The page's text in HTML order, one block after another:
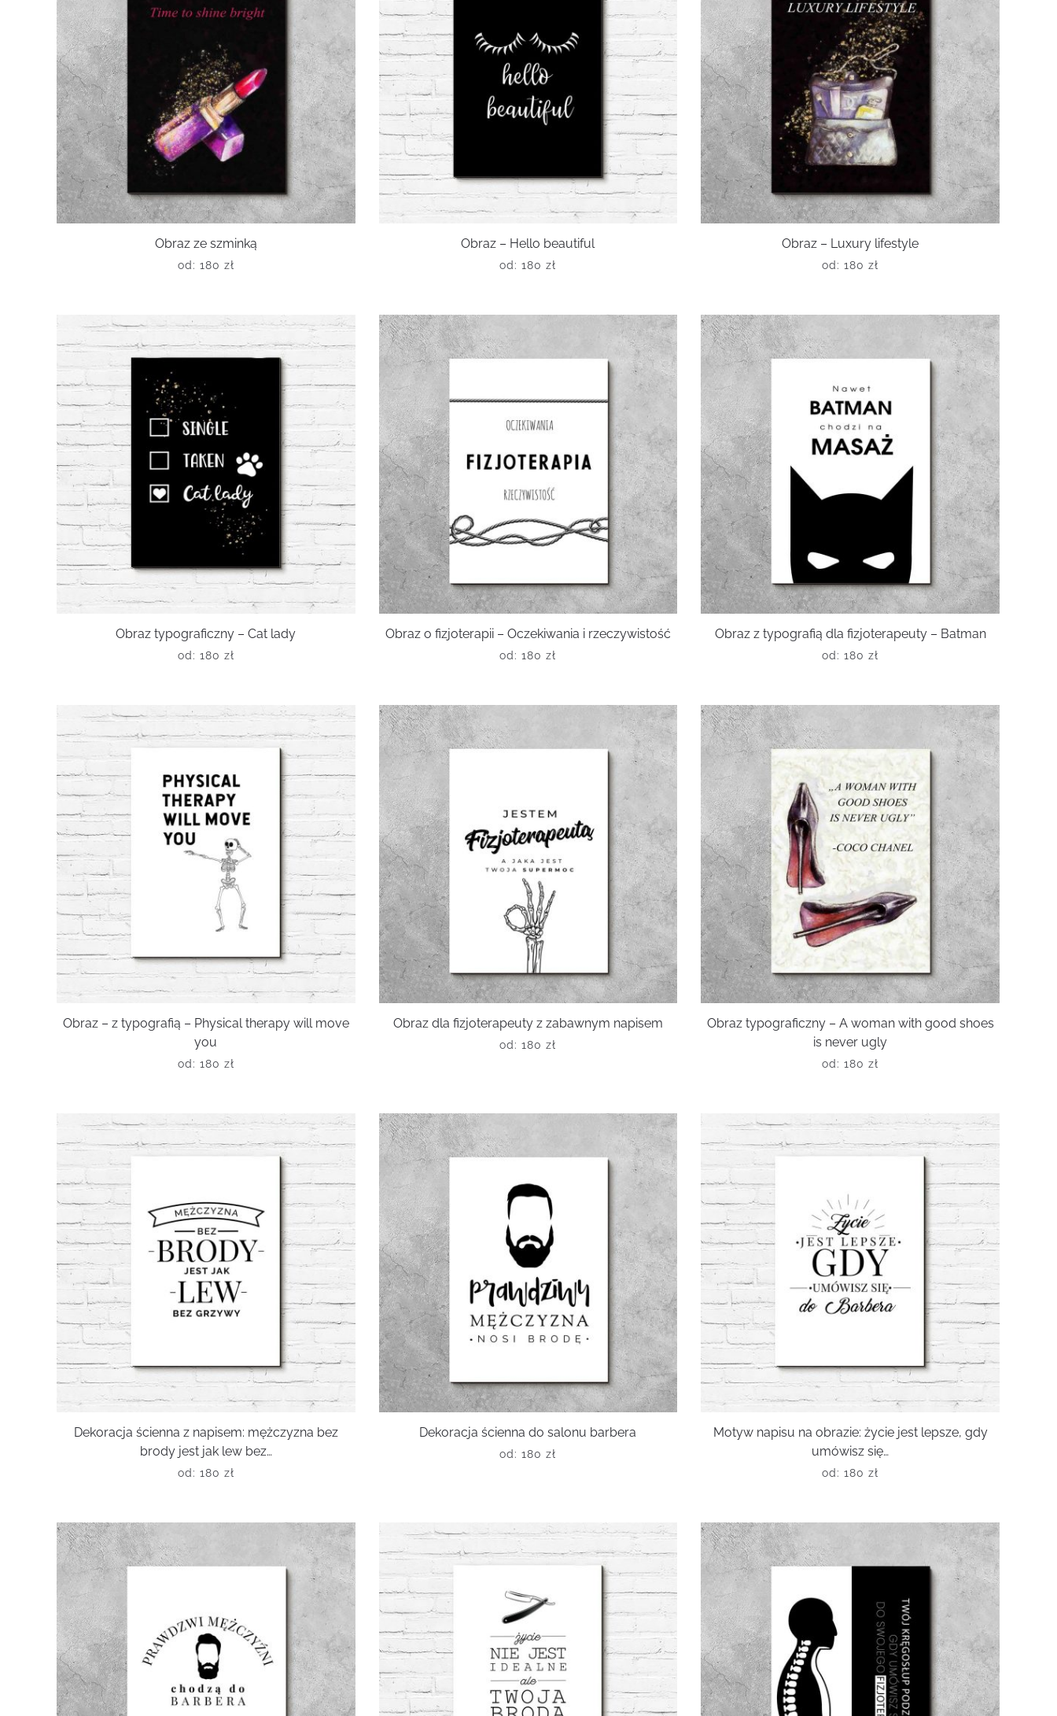
Obraz ze szminką
od: 180 zł
Obraz – Hello beautiful
od:180zł
Obraz – Luxury lifestyle
od:180zł
Obraz typograficzny – Cat lady
od: 180 zł
Obraz o fizjoterapii – Oczekiwania i rzeczywistość
od:180zł
Obraz z typografią dla fizjoterapeuty – Batman
od:180zł
Obraz – z typografią – Physical therapy will move
you
od: 180 zł
Obraz dla fizjoterapeuty z zabawnym napisem
od:180zł
Obraz typograficzny – A woman with good shoes
is never ugly
od:180zł
Dekoracja ścienna z napisem: mężczyzna bez
brody jest jak lew bez…
od: 180 zł
Dekoracja ścienna do salonu barbera
od:180zł
Motyw napisu na obrazie: życie jest lepsze, gdy
umówisz się…
od:180zł